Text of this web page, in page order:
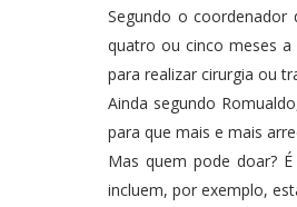
Segundo o coordenador
quatro ou cinco meses a
para realizar cirurgia ou
Ainda segundo
para que mais e mais
Mas quem pode doar?
incluem, por exemplo,